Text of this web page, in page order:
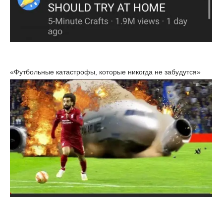
«Футбольные катастрофы, которые никогда не забудутся»